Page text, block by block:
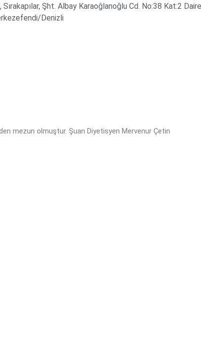
Şht. Albay Karaoğlanoğlu Cd. No:38 Kat:2
Denizli
mezun olmuştur. Şuan Diyetisyen Mervenur Çetin